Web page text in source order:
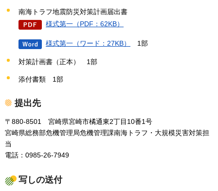
南海トラフ地震防災対策計画届出書
様式第一（PDF：62KB）
様式第一（ワード：27KB） 1部
対策計画書（正本） 1部
添付書類 1部
提出先
〒880-8501 宮崎県宮崎市橘通東2丁目10番1号
宮崎県総務部危機管理局危機管理課南海トラフ・大規模災害対策担
当
電話：0985-26-7949
写しの送付